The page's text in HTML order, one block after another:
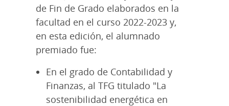
de Fin de Grado elaborados en la
facultad en el curso 2022-2023 y,
en esta edición, el alumnado
premiado fue:
En el grado de Contabilidad y
Finanzas, al TFG titulado "La
sostenibilidad energética en